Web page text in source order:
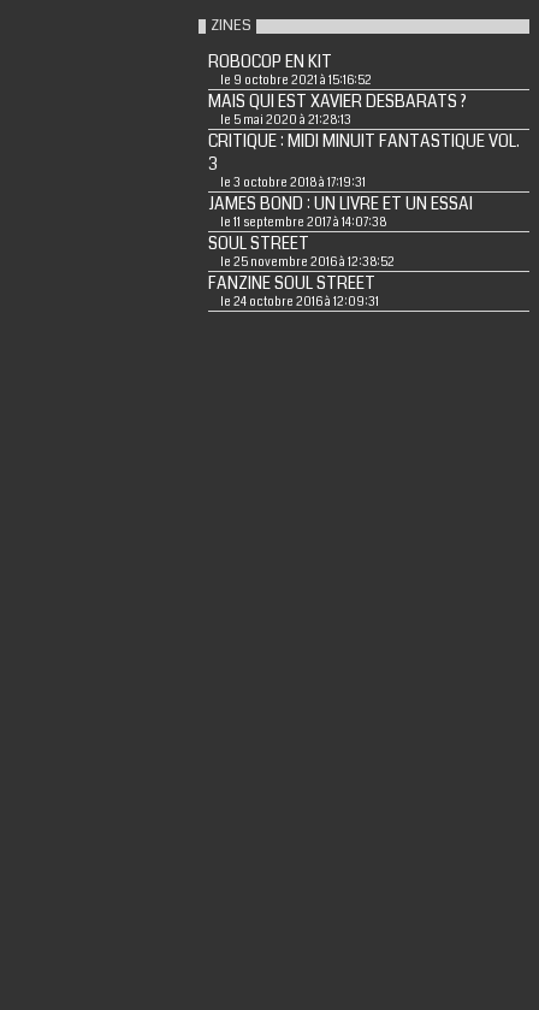
ZINES
ROBOCOP EN KIT
le 9 octobre 2021 à 15:16:52
MAIS QUI EST XAVIER DESBARATS ?
le 5 mai 2020 à 21:28:13
CRITIQUE : MIDI MINUIT FANTASTIQUE VOL.
3
le 3 octobre 2018 à 17:19:31
JAMES BOND : UN LIVRE ET UN ESSAI
le 11 septembre 2017 à 14:07:38
SOUL STREET
le 25 novembre 2016 à 12:38:52
FANZINE SOUL STREET
le 24 octobre 2016 à 12:09:31